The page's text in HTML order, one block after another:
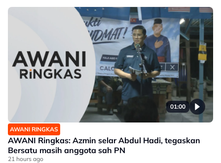
01:00
AWANI RINGKAS
AWANI Ringkas: Azmin selar Abdul Hadi, tegaskan
Bersatu masih anggota sah PN
21 hours ago